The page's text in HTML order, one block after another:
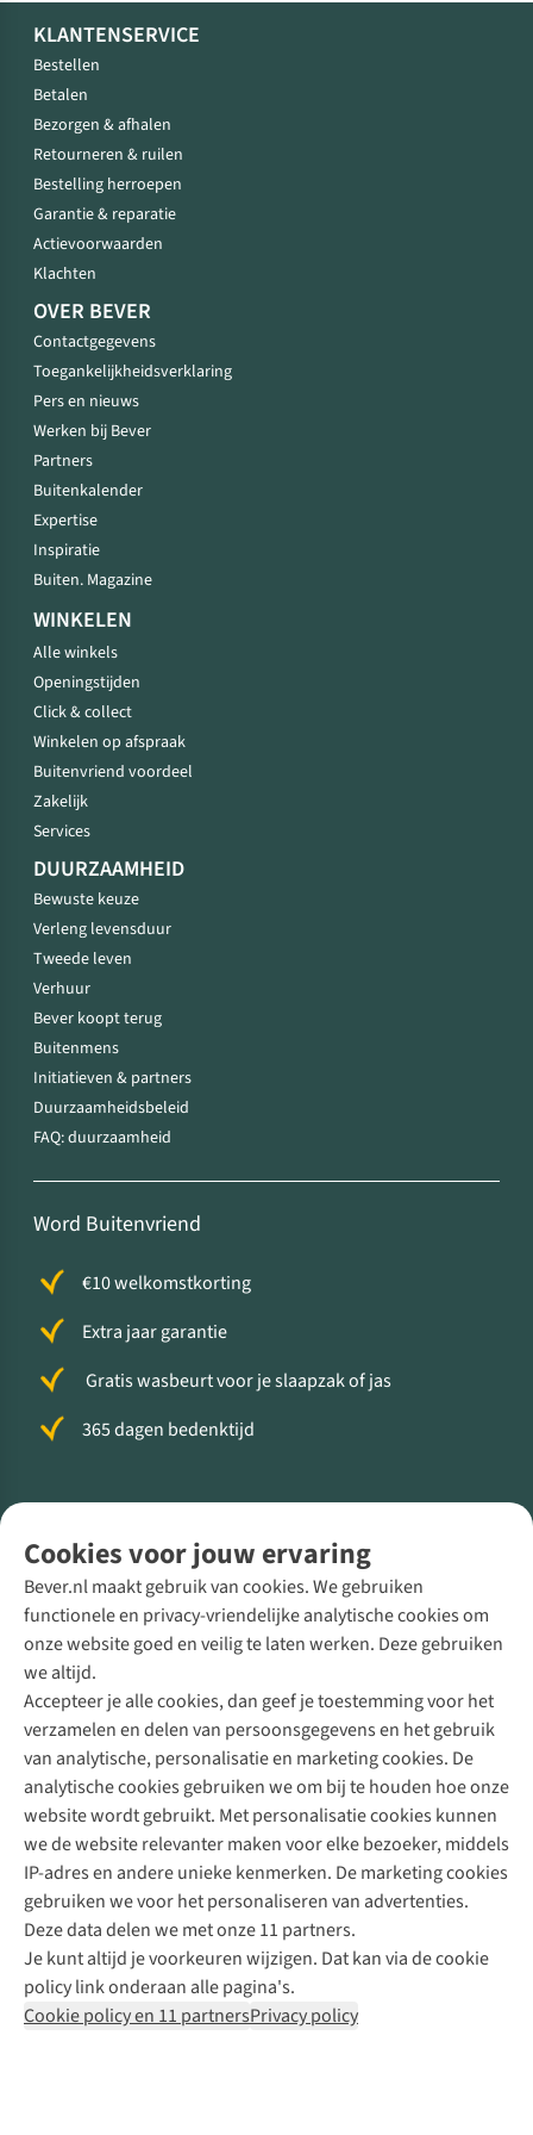
Cookies voor jouw ervaring
Bever.nl maakt gebruik van cookies. We gebruiken
functionele en privacy-vriendelijke analytische cookies om
onze website goed en veilig te laten werken. Deze gebruiken
we altijd.
Accepteer je alle cookies, dan geef je toestemming voor het
verzamelen en delen van persoonsgegevens en het gebruik
van analytische, personalisatie en marketing cookies. De
analytische cookies gebruiken we om bij te houden hoe onze
website wordt gebruikt. Met personalisatie cookies kunnen
we de website relevanter maken voor elke bezoeker, middels
IP-adres en andere unieke kenmerken. De marketing cookies
gebruiken we voor het personaliseren van advertenties.
Deze data delen we met onze 11 partners.
Je kunt altijd je voorkeuren wijzigen. Dat kan via de cookie
policy link onderaan alle pagina's.
Cookie policy en 11 partnersPrivacy policy
KLANTENSERVICE
Bestellen
Betalen
Bezorgen & afhalen
Retourneren & ruilen
Bestelling herroepen
Garantie & reparatie
Actievoorwaarden
Klachten
OVER BEVER
Contactgegevens
Toegankelijkheidsverklaring
Pers en nieuws
Werken bij Bever
Partners
Buitenkalender
Expertise
Inspiratie
Buiten. Magazine
WINKELEN
Alle winkels
Openingstijden
Click & collect
Winkelen op afspraak
Buitenvriend voordeel
Zakelijk
Services
DUURZAAMHEID
Bewuste keuze
Verleng levensduur
Tweede leven
Verhuur
Bever koopt terug
Buitenmens
Initiatieven & partners
Duurzaamheidsbeleid
FAQ: duurzaamheid
Word Buitenvriend
€10 welkomstkorting
Extra jaar garantie
Gratis wasbeurt voor je slaapzak of jas
365 dagen bedenktijd
Direct advies van een Buitenexpert
+31 (0)85 888 50 88
+31 6 12 28 49 80
Contactformulier